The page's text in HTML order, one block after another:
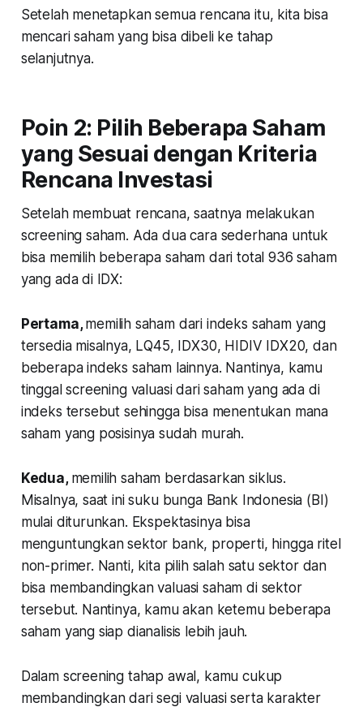
Setelah menetapkan semua rencana itu, kita bisa
mencari saham yang bisa dibeli ke tahap
selanjutnya.
Poin 2: Pilih Beberapa Saham
yang Sesuai dengan Kriteria
Rencana Investasi
Setelah membuat rencana, saatnya melakukan
screening saham. Ada dua cara sederhana untuk
bisa memilih beberapa saham dari total 936 saham
yang ada di IDX:
Pertama,memilih saham dari indeks saham yang
tersedia misalnya, LQ45, IDX30, HIDIV IDX20, dan
beberapa indeks saham lainnya. Nantinya, kamu
tinggal screening valuasi dari saham yang ada di
indeks tersebut sehingga bisa menentukan mana
saham yang posisinya sudah murah.
Kedua, memilih saham berdasarkan siklus.
Misalnya, saat ini suku bunga Bank Indonesia (BI)
mulai diturunkan. Ekspektasinya bisa
menguntungkan sektor bank, properti, hingga ritel
non-primer. Nanti, kita pilih salah satu sektor dan
bisa membandingkan valuasi saham di sektor
tersebut. Nantinya, kamu akan ketemu beberapa
saham yang siap dianalisis lebih jauh.
Dalam screening tahap awal, kamu cukup
membandingkan dari segi valuasi serta karakter